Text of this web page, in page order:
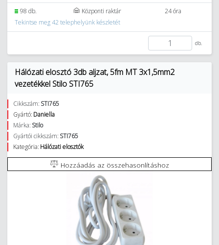
98 db. Központi raktár
24 óra
Tekintse meg 42 telephelyünk készletét
db.
Hálózati elosztó 3db aljzat, 5fm MT 3x1,5mm2
vezetékkel Stilo STI765
Cikkszám: STI765
Gyártó: Daniella
Márka: Stilo
Gyártói cikkszám: STI765
Kategória: Hálózati elosztók
Hozzáadás az összehasonlításhoz